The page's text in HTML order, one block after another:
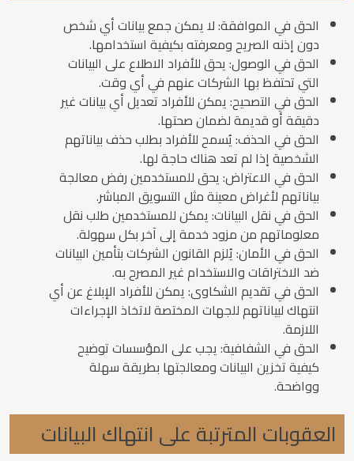
الحق في الموافقة: لا يمكن جمع بيانات أي شخص
دون إذنه الصريح ومعرفته بكيفية استخدامها.
الحق في الوصول: يحق للأفراد الاطلاع على البيانات
التي تحتفظ بها الشركات عنهم في أي وقت.
الحق في التصحيح: يمكن للأفراد تعديل أي بيانات غير
دقيقة أو قديمة لضمان صحتها.
الحق في الحذف: يُسمح للأفراد بطلب حذف بياناتهم
الشخصية إذا لم تعد هناك حاجة لها.
الحق في الاعتراض: يحق للمستخدمين رفض معالجة
بياناتهم لأغراض معينة مثل التسويق المباشر.
الحق في نقل البيانات: يمكن للمستخدمين طلب نقل
معلوماتهم من مزود خدمة إلى آخر بكل سهولة.
الحق في الأمان: يُلزم القانون الشركات بتأمين البيانات
ضد الاختراقات والاستخدام غير المصرح به.
الحق في تقديم الشكاوى: يمكن للأفراد الإبلاغ عن أي
انتهاك لبياناتهم للجهات المختصة لاتخاذ الإجراءات
اللازمة.
الحق في الشفافية: يجب على المؤسسات توضيح
كيفية تخزين البيانات ومعالجتها بطريقة سهلة
وواضحة.
العقوبات المترتبة على انتهاك البيانات